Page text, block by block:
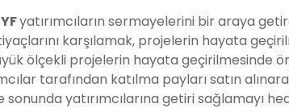
yatırımcıların sermayelerini bir araya
karşılamak, projelerin hayata
ölçekli projelerin hayata geçirilmesinde
tarafından katılma payları satın
yatırımcılarına getiri sağlamayı